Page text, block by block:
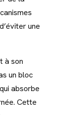
une
à son
un bloc
absorbe
Cette